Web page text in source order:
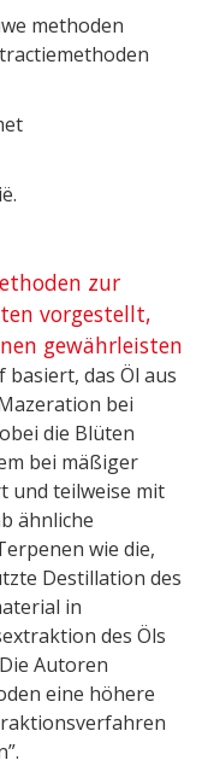
methoden
zur
vorgestellt,
gewährleisten
das Öl aus
bei
die Blüten
bei mäßiger
und teilweise mit
ähnliche
wie die,
Destillation des
in
des Öls
Autoren
eine höhere